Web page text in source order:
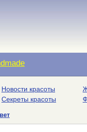
Новости красоты
Секреты красоты